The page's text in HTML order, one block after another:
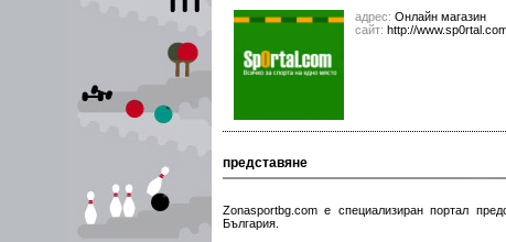
адрес: Онлайн магазин
сайт: http://
представяне
Zonasportbg.com e специализиран портал
България.